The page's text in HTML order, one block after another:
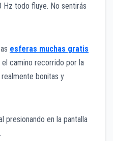
todo fluye. No sentirás
esferas muchas gratis
camino recorrido por la
bonitas y
presionando en la pantalla